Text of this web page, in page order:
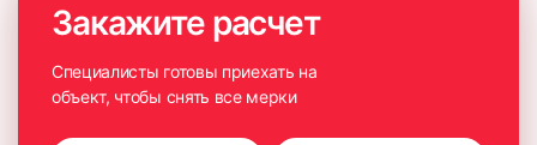
Закажите расчет
Специалисты готовы приехать на
объект, чтобы снять все мерки